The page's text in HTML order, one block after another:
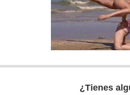
¿Tienes